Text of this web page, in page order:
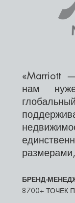
«Marriott
нам
БРЕНД-
8700+ ТОЧЕК